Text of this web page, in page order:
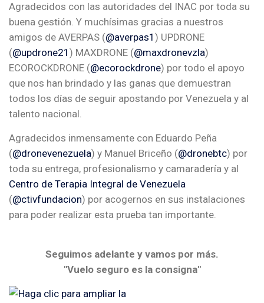
Agradecidos con las autoridades del INAC por toda su
buena gestión. Y muchísimas gracias a nuestros
amigos de AVERPAS (@averpas1 ) UPDRONE
(@updrone21 ) MAXDRONE (@maxdronevzla)
ECOROCKDRONE (@ecorockdrone) por todo el apoyo
que nos han brindado y las ganas que demuestran
todos los días de seguir apostando por Venezuela y al
talento nacional.
Agradecidos inmensamente con Eduardo Peña
(@dronevenezuela) y Manuel Briceño (@dronebtc) por
toda su entrega, profesionalismo y camaradería y al
Centro de Terapia Integral de Venezuela
(@ctivfundacion) por acogernos en sus instalaciones
para poder realizar esta prueba tan importante.
Seguimos adelante y vamos por más.
"Vuelo seguro es la consigna"